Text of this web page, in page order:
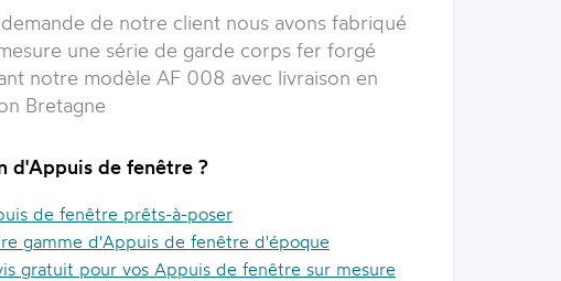
de notre client nous avons fabriqué
une série de garde corps fer forgé
notre modèle AF 008 avec livraison en
Bretagne
d'Appuis de fenêtre ?
de fenêtre prêts-à-poser
gamme d'Appuis de fenêtre d'époque
gratuit pour vos Appuis de fenêtre sur mesure